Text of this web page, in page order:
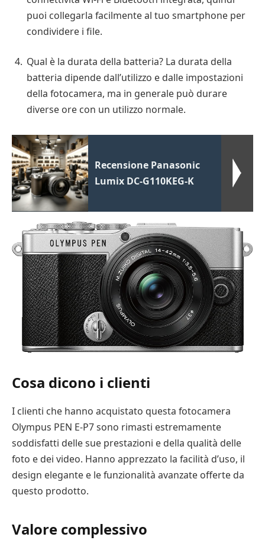
puoi collegarla facilmente al tuo smartphone per
condividere i file.
Qual è la durata della batteria? La durata della
batteria dipende dall’utilizzo e dalle impostazioni
della fotocamera, ma in generale può durare
diverse ore con un utilizzo normale.
Recensione Panasonic
Lumix DC-G110KEG-K
Cosa dicono i clienti
I clienti che hanno acquistato questa fotocamera
Olympus PEN E-P7 sono rimasti estremamente
soddisfatti delle sue prestazioni e della qualità delle
foto e dei video. Hanno apprezzato la facilità d’uso, il
design elegante e le funzionalità avanzate offerte da
questo prodotto.
Valore complessivo